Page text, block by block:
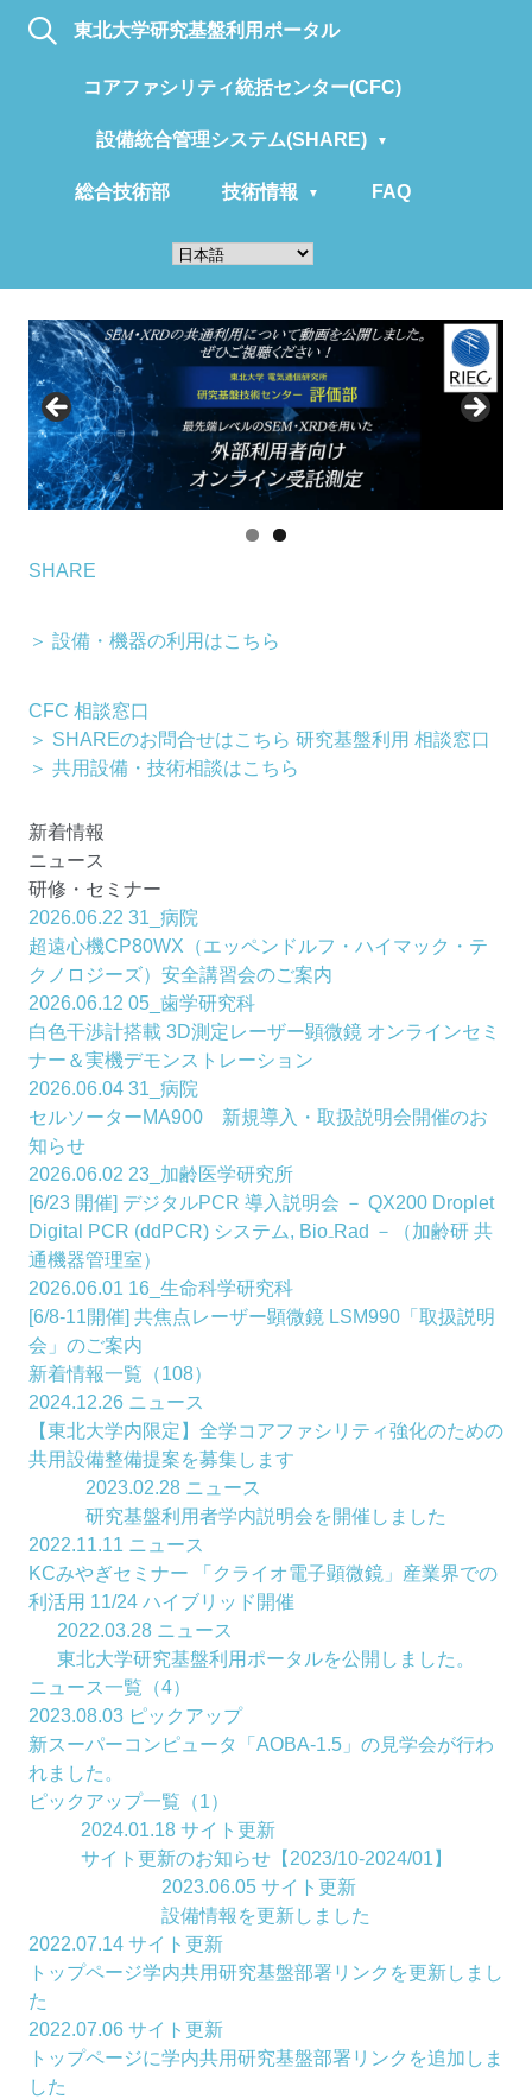
東北大学研究基盤利用ポータル
コアファシリティ統括センター(CFC)
設備統合管理システム(SHARE)
総合技術部 技術情報 FAQ
SHARE
＞ 設備・機器の利用はこちら
CFC 相談窓口
＞ SHAREのお問合せはこちら 研究基盤利用 相談窓口
＞ 共用設備・技術相談はこちら
新着情報
ニュース
研修・セミナー
2026.06.22 31_病院
超遠心機CP80WX（エッペンドルフ・ハイマック・テ
クノロジーズ）安全講習会のご案内
2026.06.12 05_歯学研究科
白色干渉計搭載 3D測定レーザー顕微鏡 オンラインセミ
ナー＆実機デモンストレーション
2026.06.04 31_病院
セルソーターMA900 新規導入・取扱説明会開催のお
知らせ
2026.06.02 23_加齢医学研究所
[6/23 開催] デジタルPCR 導入説明会 － QX200 Droplet
Digital PCR (ddPCR) システム, Bio₋Rad －（加齢研 共
通機器管理室）
2026.06.01 16_生命科学研究科
[6/8-11開催] 共焦点レーザー顕微鏡 LSM990「取扱説明
会」のご案内
新着情報一覧（108）
2024.12.26 ニュース
【東北大学内限定】全学コアファシリティ強化のための
共用設備整備提案を募集します
2023.02.28 ニュース
研究基盤利用者学内説明会を開催しました
2022.11.11 ニュース
KCみやぎセミナー 「クライオ電子顕微鏡」産業界での
利活用 11/24 ハイブリッド開催
2022.03.28 ニュース
東北大学研究基盤利用ポータルを公開しました。
ニュース一覧（4）
2023.08.03 ピックアップ
新スーパーコンピュータ「AOBA-1.5」の見学会が行わ
れました。
ピックアップ一覧（1）
2024.01.18 サイト更新
サイト更新のお知らせ【2023/10-2024/01】
2023.06.05 サイト更新
設備情報を更新しました
2022.07.14 サイト更新
トップページ学内共用研究基盤部署リンクを更新しまし
た
2022.07.06 サイト更新
トップページに学内共用研究基盤部署リンクを追加しま
した